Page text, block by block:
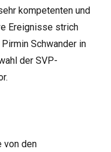
kompetenten und
Ereignisse strich
Schwander in
der SVP-
von den